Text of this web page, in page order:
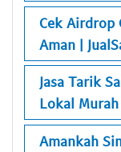
Cek Airdrop
Aman |
Jasa Tarik
Lokal
Amankah